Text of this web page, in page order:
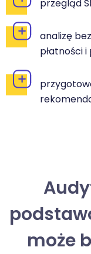
przegląd
analizę
płatności
może